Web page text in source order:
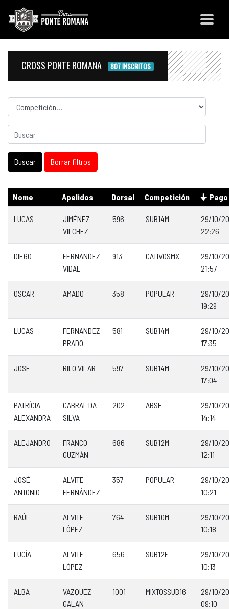
CROSS PONTE ROMANA 807 INSCRITOS
Competicion
Nome Apelidos Dorsal Competición Pago
LUCAS
JIMÉNEZ
VILCHEZ
596 SUB14M
29/10/
22:26
DIEGO
FERNANDEZ
VIDAL
913 CATIVOSMX
29/10/
21:57
OSCAR AMADO 358 POPULAR
29/10/
19:29
LUCAS
FERNANDEZ
PRADO
581 SUB14M
29/10/
17:35
JOSE RILO VILAR 597 SUB14M
29/10/
17:04
PATRÍCIA
ALEXANDRA
CABRAL DA
SILVA
202 ABSF
29/10/
14:14
ALEJANDRO
FRANCO
GUZMÁN
686 SUB12M
29/10/
12:11
JOSÉ
ANTONIO
ALVITE
FERNÁNDEZ
357 POPULAR
29/10/
10:21
RAÚL
ALVITE
LÓPEZ
764 SUB10M
29/10/
10:18
LUCÍA
ALVITE
LÓPEZ
656 SUB12F
29/10/
10:13
ALBA
VAZQUEZ
GALAN
1001 MIXTOSSUB16
29/10/
09:10